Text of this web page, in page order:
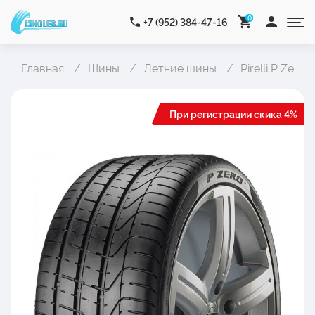
+7 (952) 384-47-16 0
Главная Шины Летние шины Pirelli P Zero
При регистрации скика 4%